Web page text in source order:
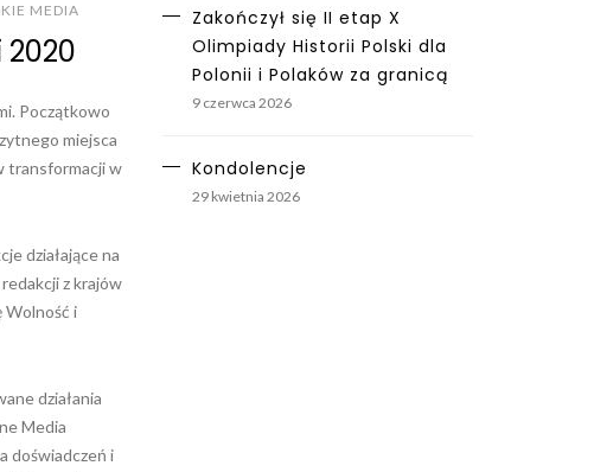
MEDIA
2020
Początkowo
miejsca
transformacji w
działające na
z krajów
Wolność i
działania
Media
doświadczeń i
Zakończył się II etap X
Olimpiady Historii Polski dla
Polonii i Polaków za granicą
9 czerwca 2026
Kondolencje
29 kwietnia 2026